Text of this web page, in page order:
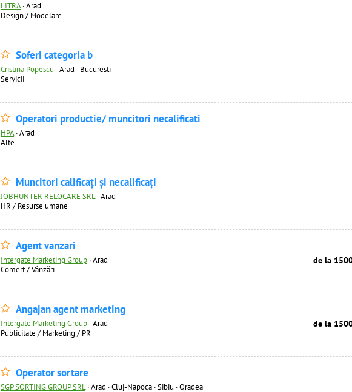
LITRA ·Arad
Design / Modelare
Soferi categoria b
Cristina Popescu ·Arad · Bucuresti
Servicii
Operatori productie/ muncitori necalificati
HPA ·Arad
Alte
Muncitori calificați și necalificați
JOBHUNTER RELOCARE SRL ·Arad
HR / Resurse umane
Agent vanzari
Intergate Marketing Group ·Arad de la
Comerț / Vânzări
Angajan agent marketing
Intergate Marketing Group ·Arad de la
Publicitate / Marketing / PR
Operator sortare
SGP SORTING GROUP SRL ·Arad · Cluj-Napoca · Sibiu · Oradea